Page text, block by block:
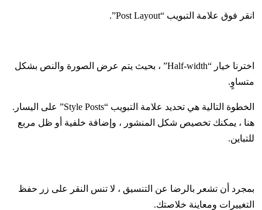
انقر فوق علامة التبويب “Post Layout”.
اخترنا خيار “Half-width” ، بحيث يتم عرض الصورة والنص بشكل
متساوٍ.
الخطوة التالية هي تحديد علامة التبويب “Style Posts” على اليسار.
هنا ، يمكنك تخصيص شكل المنشور ، وإضافة خلفية أو ظل مربع
للتباين.
بمجرد أن تشعر بالرضا عن التنسيق ، لا تنس النقر على زر حفظ
التغييرات ومعاينة خلاصتك.